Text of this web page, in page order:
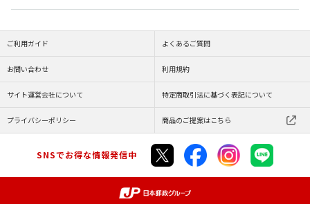
ご利用ガイド よくあるご質問
お問い合わせ 利用規約
サイト運営会社について 特定商取引法に基づく表記について
プライバシーポリシー 商品のご提案はこちら
SNSでお得な情報発信中